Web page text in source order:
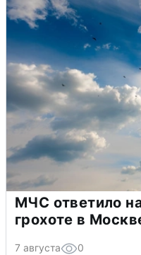
МЧС ответило
грохоте в
7 августа 0